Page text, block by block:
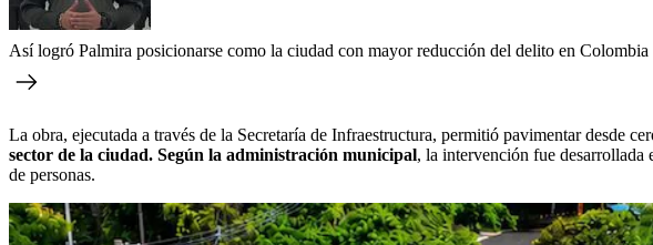
Así logró Palmira posicionarse como la ciudad con mayor reducción del delito en Colombia
La obra, ejecutada a través de la Secretaría de Infraestructura, permitió pavimentar desde
sector de la ciudad. Según la administración municipal, la intervención fue desarrollada
de personas.